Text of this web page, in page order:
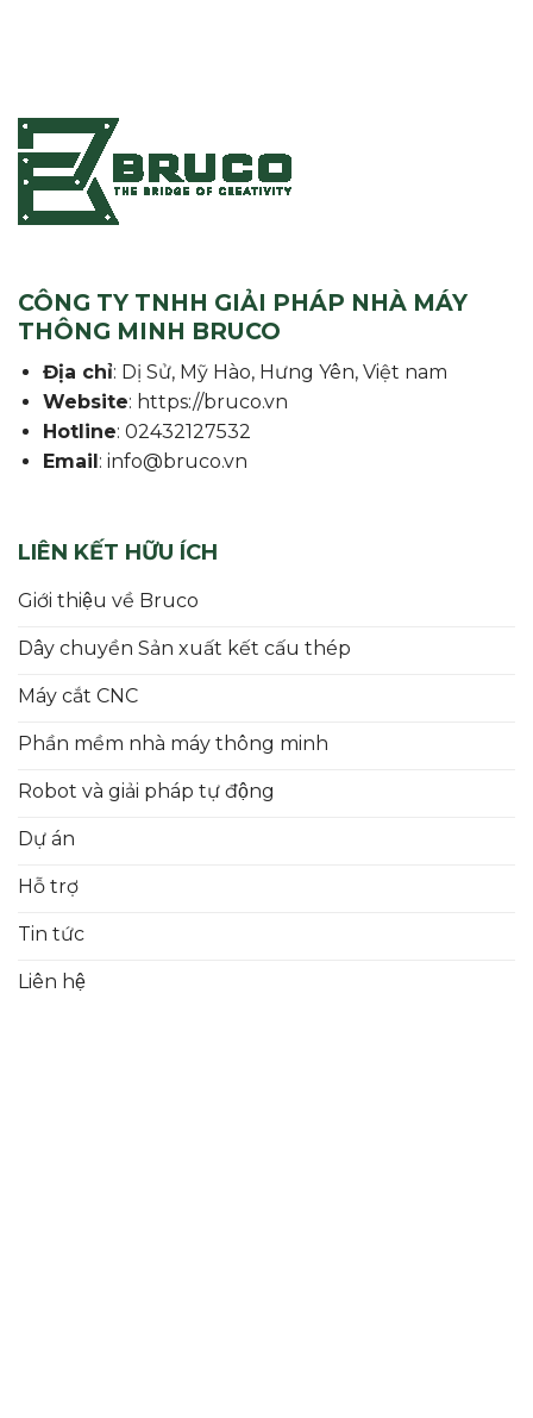
CÔNG TY TNHH GIẢI PHÁP NHÀ MÁY
THÔNG MINH BRUCO
Địa chỉ: Dị Sử, Mỹ Hào, Hưng Yên, Việt nam
Website: https://bruco.vn
Hotline: 02432127532
Email: info@bruco.vn
LIÊN KẾT HỮU ÍCH
Giới thiệu về Bruco
Dây chuyền Sản xuất kết cấu thép
Máy cắt CNC
Phần mềm nhà máy thông minh
Robot và giải pháp tự động
Dự án
Hỗ trợ
Tin tức
Liên hệ